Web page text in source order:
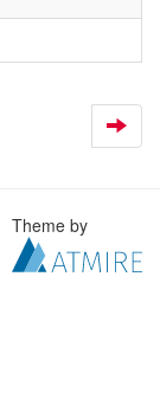
Theme by